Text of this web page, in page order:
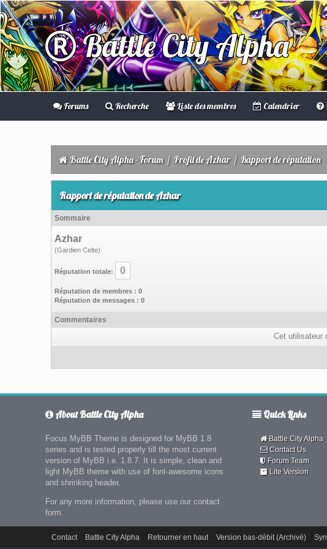
Battle City Alpha
Forums Recherche Liste des membres Calendrier
Battle City Alpha - Forum/ Profil de Azhar / Rapport de réputation
Rapport de réputation de Azhar
Sommaire
Azhar
(Gardien Celte)
Réputation totale: 0
Réputation de membres : 0
Réputation de messages : 0
Commentaires
Cet utilisateur
About Battle City Alpha
Focus MyBB Theme is designed for MyBB 1.8
series and is tested properly till the most current
version of MyBB i.e. 1.8.7. It is simple, clean and
light MyBB theme with use of font-awesome icons
and shrinking header.
For any more information, please use our contact
form.
Quick Links
Battle City Alpha
Contact Us
Forum Team
Lite Version
Contact Battle City Alpha Retourner en haut Version bas-débit (Archivé)